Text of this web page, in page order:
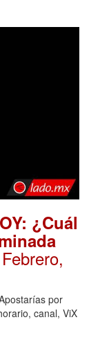
¿Cuál
por
canal, ViX